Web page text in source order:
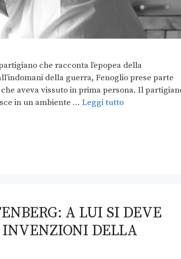
che racconta l’epopea della
della guerra, Fenoglio prese parte
aveva vissuto in prima persona. Il
in un ambiente … Leggi tutto
A LUI SI DEVE
DELLA